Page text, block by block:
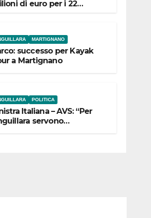
di euro per i 22
MARTIGNANO
successo per Kayak
a Martignano
POLITICA
Italiana – AVS: “Per
servono